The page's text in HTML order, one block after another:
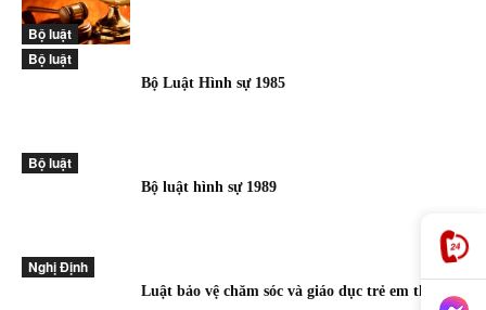
Bộ luật
Bộ luật
Bộ Luật Hình sự 1985
Bộ luật
Bộ luật hình sự 1989
Nghị Định
Luật bảo vệ chăm sóc và giáo dục trẻ em theo